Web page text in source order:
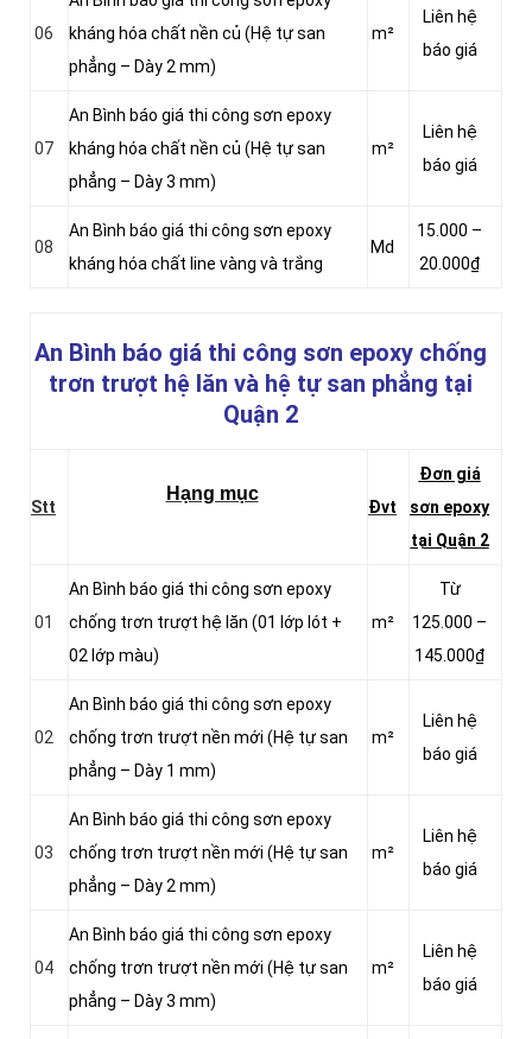
06
kháng hóa chất nền củ (Hệ tự san
phẳng – Dày 2 mm)
m²
Liên hệ
báo giá
07
An Bình báo giá thi công sơn epoxy
kháng hóa chất nền củ (Hệ tự san
phẳng – Dày 3 mm)
m²
Liên hệ
báo giá
08
An Bình báo giá thi công sơn epoxy
kháng hóa chất line vàng và trắng
Md
15.000 –
20.000₫
An Bình báo giá thi công sơn epoxy chống
trơn trượt hệ lăn và hệ tự san phẳng tại
Quận 2
Stt
Hạng mục
Đvt
Đơn giá
sơn epoxy
tại Quận 2
01
An Bình báo giá thi công sơn epoxy
chống trơn trượt hệ lăn (01 lớp lót +
02 lớp màu)
m²
Từ
125.000 –
145.000₫
02
An Bình báo giá thi công sơn epoxy
chống trơn trượt nền mới (Hệ tự san
phẳng – Dày 1 mm)
m²
Liên hệ
báo giá
03
An Bình báo giá thi công sơn epoxy
chống trơn trượt nền mới (Hệ tự san
phẳng – Dày 2 mm)
m²
Liên hệ
báo giá
04
An Bình báo giá thi công sơn epoxy
chống trơn trượt nền mới (Hệ tự san
phẳng – Dày 3 mm)
m²
Liên hệ
báo giá